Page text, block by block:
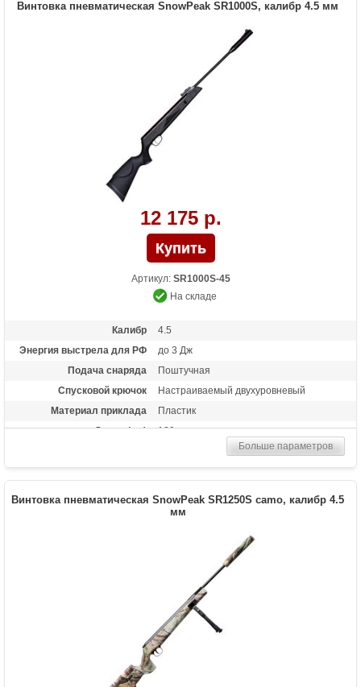
Винтовка пневматическая SnowPeak SR1000S, калибр 4.5 мм
12 175 р.
Артикул: SR1000S-45
На складе
Калибр
4.5
Энергия выстрела для РФ
до 3 Дж
Подача снаряда
Поштучная
Спусковой крючок
Настраиваемый двухуровневый
Материал приклада
Пластик
Длина (см)
129
Особенности
Взвод рычажного типа ("переломка"),
усилие заряжания менее 50 фунтов (23
кг)
Больше параметров
Винтовка пневматическая SnowPeak SR1250S camo, калибр 4.5
мм